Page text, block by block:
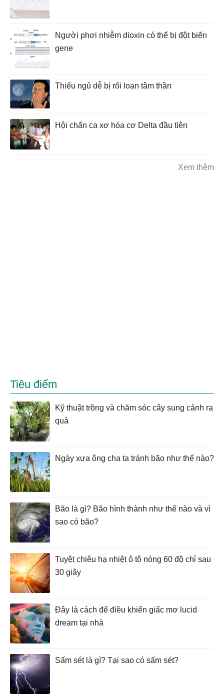
Người phơi nhiễm dioxin có thể bị đột biến
gene
Thiếu ngủ dễ bị rối loạn tâm thần
Hội chẩn ca xơ hóa cơ Delta đầu tiên
Xem thêm
Tiêu điểm
Kỹ thuật trồng và chăm sóc cây sung cảnh ra
quả
Ngày xưa ông cha ta tránh bão như thế nào?
Bão là gì? Bão hình thành như thế nào và vì
sao có bão?
Tuyệt chiêu hạ nhiệt ô tô nóng 60 độ chỉ sau
30 giây
Đây là cách để điều khiển giấc mơ lucid
dream tại nhà
Sấm sét là gì? Tại sao có sấm sét?